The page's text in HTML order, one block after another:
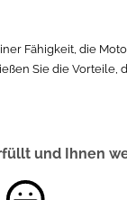
Fähigkeit, die
Sie die
und Ihnen